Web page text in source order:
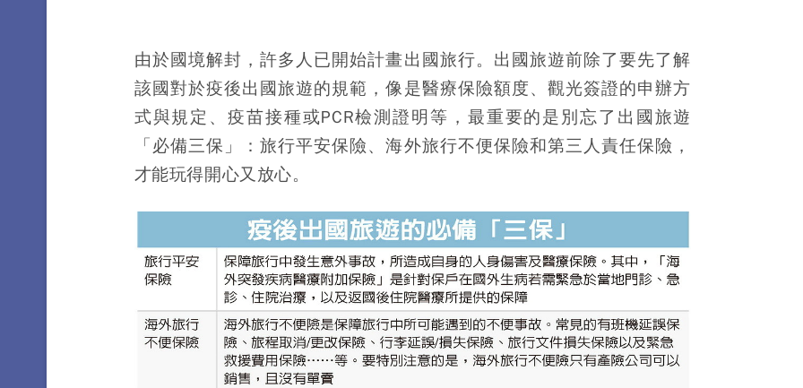
由於國境解封，許多人已開始計畫出國旅行。出國旅遊前除了要先了解
該國對於疫後出國旅遊的規範，像是醫療保險額度、觀光簽證的申辦方
式與規定、疫苗接種或PCR檢測證明等，最重要的是別忘了出國旅遊
「必備三保」：旅行平安保險、海外旅行不便保險和第三人責任保險，
才能玩得開心又放心。